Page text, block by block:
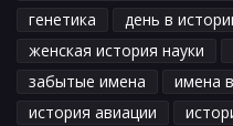
генетика
день в
женская история науки
забытые имена
имена
история авиации